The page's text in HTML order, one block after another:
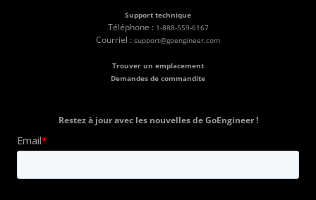
Support technique
Téléphone : 1-888-559-6167
Courriel : support@goengineer.com
Trouver un emplacement
Demandes de commandite
Restez à jour avec les nouvelles de GoEngineer !